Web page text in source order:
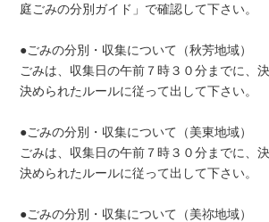
庭ごみの分別ガイド」で確認して下さい。
●ごみの分別・収集について（秋芳地域）
ごみは、収集日の午前７時３０分までに、
決められたルールに従って出して下さい。
●ごみの分別・収集について（美東地域）
ごみは、収集日の午前７時３０分までに、
決められたルールに従って出して下さい。
●ごみの分別・収集について（美祢地域）